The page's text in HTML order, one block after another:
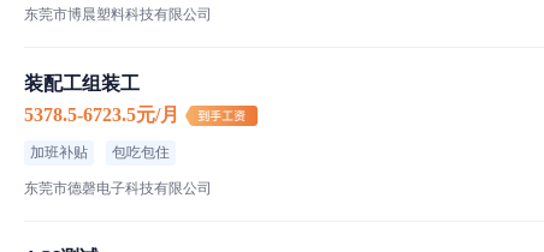
东莞市博晨塑料科技有限公司
装配工组装工
5378.5-6723.5元/月
加班补贴 包吃包住
东莞市德磬电子科技有限公司